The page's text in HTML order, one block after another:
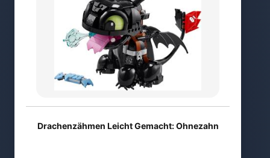
Drachenzähmen Leicht Gemacht: Ohnezahn